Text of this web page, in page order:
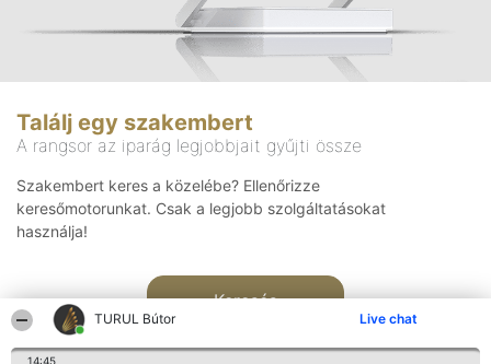
TURUL Bútor Live chat
14:45
Találj egy szakembert
A rangsor az iparág legjobbjait gyűjti össze
Szakembert keres a közelébe? Ellenőrizze
keresőmotorunkat. Csak a legjobb szolgáltatásokat
használja!
Keresés